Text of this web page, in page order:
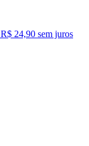
R$ 24,90 sem juros